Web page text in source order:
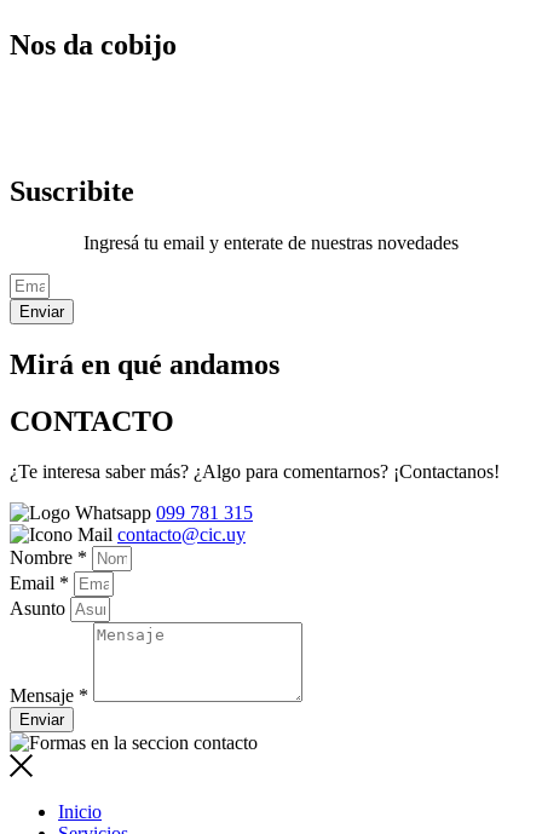
Nos da cobijo
Suscribite
Ingresá tu email y enterate de nuestras novedades
Enviar
Mirá en qué andamos
CONTACTO
¿Te interesa saber más? ¿Algo para comentarnos? ¡Contactanos!
099 781 315
contacto@cic.uy
Nombre *
Email *
Asunto
Mensaje *
Enviar
Inicio